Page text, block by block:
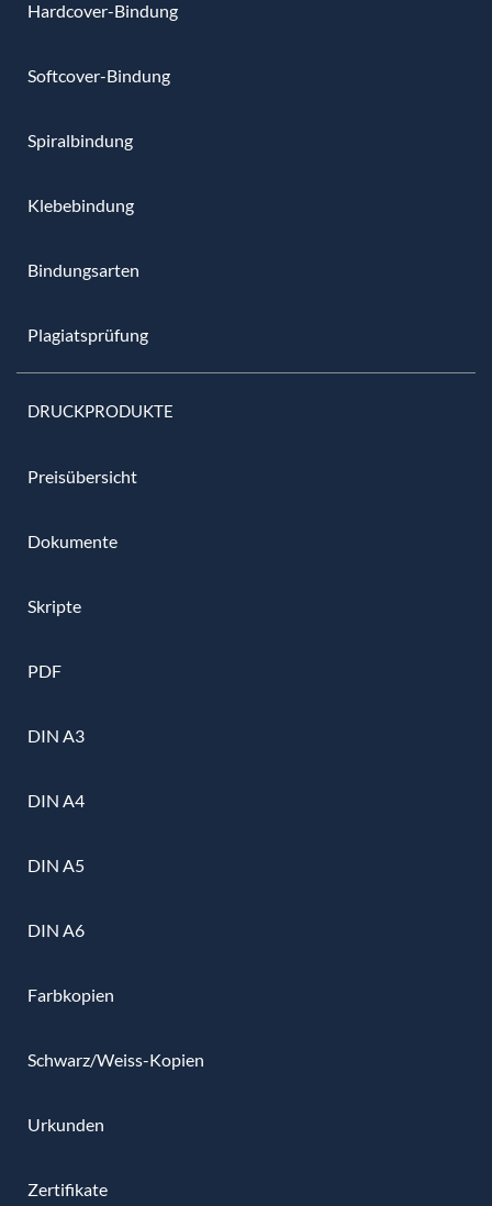
Hardcover-Bindung
Softcover-Bindung
Spiralbindung
Klebebindung
Bindungsarten
Plagiatsprüfung
DRUCKPRODUKTE
Preisübersicht
Dokumente
Skripte
PDF
DIN A3
DIN A4
DIN A5
DIN A6
Farbkopien
Schwarz/Weiss-Kopien
Urkunden
Zertifikate